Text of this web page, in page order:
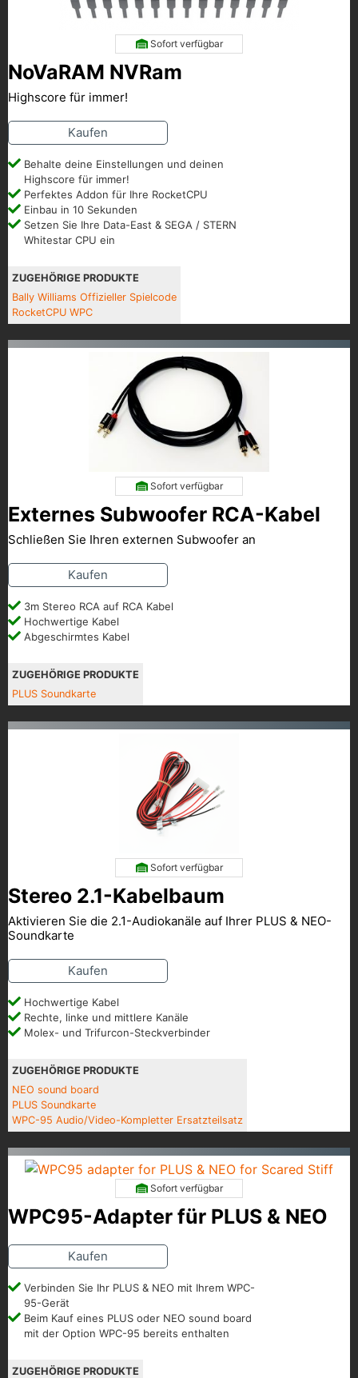
Sofort verfügbar
NoVaRAM NVRam
Highscore für immer!
Kaufen
Behalte deine Einstellungen und deinen
Highscore für immer!
Perfektes Addon für Ihre RocketCPU
Einbau in 10 Sekunden
Setzen Sie Ihre Data-East & SEGA / STERN
Whitestar CPU ein
ZUGEHÖRIGE PRODUKTE
Bally Williams Offizieller Spielcode
RocketCPU WPC
Sofort verfügbar
Externes Subwoofer RCA-Kabel
Schließen Sie Ihren externen Subwoofer an
Kaufen
3m Stereo RCA auf RCA Kabel
Hochwertige Kabel
Abgeschirmtes Kabel
ZUGEHÖRIGE PRODUKTE
PLUS Soundkarte
Sofort verfügbar
Stereo 2.1-Kabelbaum
Aktivieren Sie die 2.1-Audiokanäle auf Ihrer PLUS & NEO-
Soundkarte
Kaufen
Hochwertige Kabel
Rechte, linke und mittlere Kanäle
Molex- und Trifurcon-Steckverbinder
ZUGEHÖRIGE PRODUKTE
NEO sound board
PLUS Soundkarte
WPC-95 Audio/Video-Kompletter Ersatzteilsatz
Sofort verfügbar
WPC95-Adapter für PLUS & NEO
Kaufen
Verbinden Sie Ihr PLUS & NEO mit Ihrem WPC-
95-Gerät
Beim Kauf eines PLUS oder NEO sound board
mit der Option WPC-95 bereits enthalten
ZUGEHÖRIGE PRODUKTE